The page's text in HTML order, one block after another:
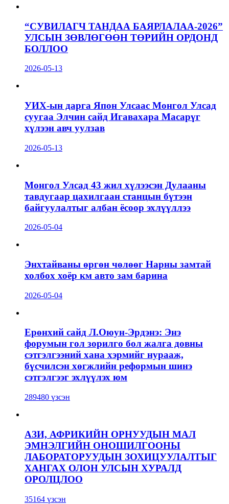
“СУВИЛАГЧ ТАНДАА БАЯРЛАЛАА-2026”
УЛСЫН ЗӨВЛӨГӨӨН ТӨРИЙН ОРДОНД
БОЛЛОО
2026-05-13
УИХ-ын дарга Япон Улсаас Монгол Улсад
суугаа Элчин сайд Игавахара Масарүг
хүлээн авч уулзав
2026-05-13
Монгол Улсад 43 жил хүлээсэн Дулааны
тавдугаар цахилгаан станцын бүтээн
байгуулалтыг албан ёсоор эхлүүллээ
2026-05-04
Энхтайваны өргөн чөлөөг Нарны замтай
холбох хоёр км авто зам барина
2026-05-04
Ерөнхий сайд Л.Оюун-Эрдэнэ: Энэ
форумын гол зорилго бол жалга довны
сэтгэлгээний хана хэрмийг нурааж,
бүсчилсэн хөгжлийн реформын шинэ
сэтгэлгээг эхлүүлэх юм
289480 үзсэн
АЗИ, АФРИКИЙН ОРНУУДЫН МАЛ
ЭМНЭЛГИЙН ОНОШИЛГООНЫ
ЛАБОРАТОРУУДЫН ЗОХИЦУУЛАЛТЫГ
ХАНГАХ ОЛОН УЛСЫН ХУРАЛД
ОРОЛЦЛОО
35164 үзсэн